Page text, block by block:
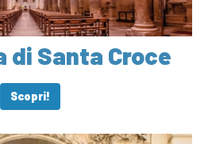
di Santa Croce
Scopri!